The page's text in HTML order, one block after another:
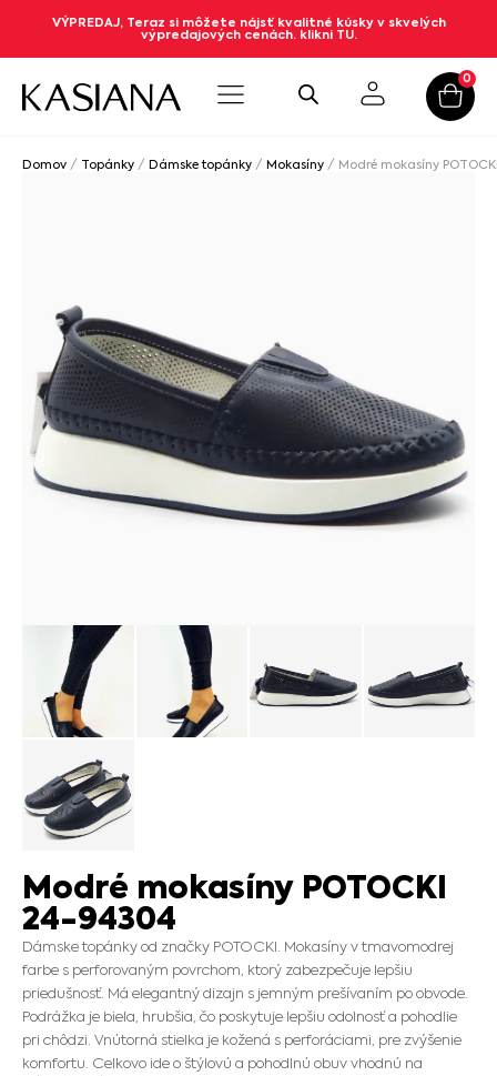
VÝPREDAJ, Teraz si môžete nájsť kvalitné kúsky v skvelých
výpredajových cenách. klikni TU.
0
Domov / Topánky / Dámske topánky / Mokasíny / Modré mokasíny
Modré mokasíny POTOCKI
24-94304
Dámske topánky od značky POTOCKI. Mokasíny v tmavomodrej
farbe s perforovaným povrchom, ktorý zabezpečuje lepšiu
priedušnosť. Má elegantný dizajn s jemným prešívaním po obvode.
Podrážka je biela, hrubšia, čo poskytuje lepšiu odolnosť a pohodlie
pri chôdzi. Vnútorná stielka je kožená s perforáciami, pre zvýšenie
komfortu. Celkovo ide o štýlovú a pohodlnú obuv vhodnú na